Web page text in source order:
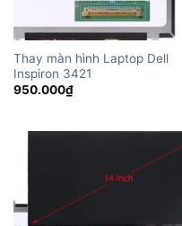
Thay màn hình Laptop Dell
Inspiron 3421
950.000₫